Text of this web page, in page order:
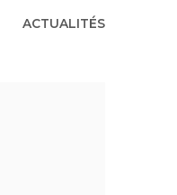
ACTUALITÉS